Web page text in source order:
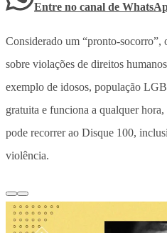
Entre no canal de
Considerado um “pronto-socorro”,
sobre violações de direitos
exemplo de idosos, população
gratuita e funciona a qualquer
pode recorrer ao Disque 100,
violência.